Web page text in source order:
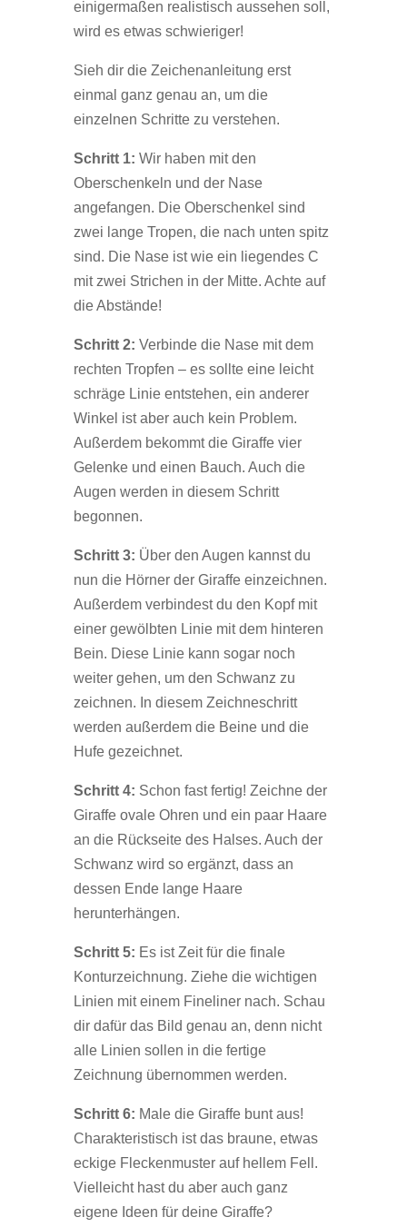
einigermaßen realistisch aussehen soll,
wird es etwas schwieriger!
Sieh dir die Zeichenanleitung erst
einmal ganz genau an, um die
einzelnen Schritte zu verstehen.
Schritt 1: Wir haben mit den
Oberschenkeln und der Nase
angefangen. Die Oberschenkel sind
zwei lange Tropen, die nach unten spitz
sind. Die Nase ist wie ein liegendes C
mit zwei Strichen in der Mitte. Achte auf
die Abstände!
Schritt 2: Verbinde die Nase mit dem
rechten Tropfen – es sollte eine leicht
schräge Linie entstehen, ein anderer
Winkel ist aber auch kein Problem.
Außerdem bekommt die Giraffe vier
Gelenke und einen Bauch. Auch die
Augen werden in diesem Schritt
begonnen.
Schritt 3: Über den Augen kannst du
nun die Hörner der Giraffe einzeichnen.
Außerdem verbindest du den Kopf mit
einer gewölbten Linie mit dem hinteren
Bein. Diese Linie kann sogar noch
weiter gehen, um den Schwanz zu
zeichnen. In diesem Zeichneschritt
werden außerdem die Beine und die
Hufe gezeichnet.
Schritt 4: Schon fast fertig! Zeichne der
Giraffe ovale Ohren und ein paar Haare
an die Rückseite des Halses. Auch der
Schwanz wird so ergänzt, dass an
dessen Ende lange Haare
herunterhängen.
Schritt 5: Es ist Zeit für die finale
Konturzeichnung. Ziehe die wichtigen
Linien mit einem Fineliner nach. Schau
dir dafür das Bild genau an, denn nicht
alle Linien sollen in die fertige
Zeichnung übernommen werden.
Schritt 6: Male die Giraffe bunt aus!
Charakteristisch ist das braune, etwas
eckige Fleckenmuster auf hellem Fell.
Vielleicht hast du aber auch ganz
eigene Ideen für deine Giraffe?